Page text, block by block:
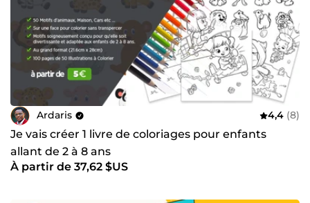
Ardaris 4,4 (8)
Je vais créer 1 livre de coloriages pour enfants
allant de 2 à 8 ans
À partir de 37,62 $US